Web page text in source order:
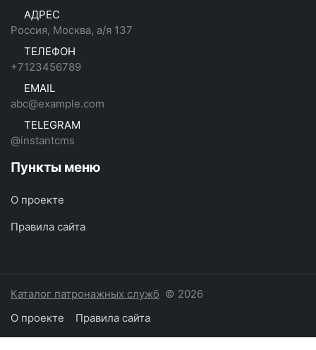
АДРЕС
Россия, Москва, а/я 137
ТЕЛЕФОН
+7123456789
EMAIL
abc@example.com
TELEGRAM
@instantcms
Пункты меню
О проекте
Правила сайта
Каталог патронажных служб © 2026
О проекте
Правила сайта